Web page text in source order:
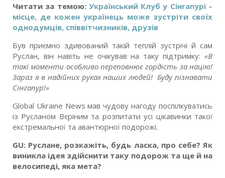
Читати за темою: Український Клуб у Сінгапурі –
місце, де кожен українець може зустріти своїх
однодумців, співвітчизників, друзів
Був приємно здивований такій теплій зустрічі й сам
Руслан, він навіть не очікував на таку підтримку: «В
такі моменти особливо переповнює гордість за націю!
Зараз я в надійних руках наших людей! Буду пізнавати
Сінгапур!»
Global Ukraine News мав чудову нагоду поспілкуватись
із Русланом Вєріним та розпитати усі цікавинки такої
екстремальної та авантюрної подорожі.
GU: Руслане, розкажіть, будь ласка, про себе? Як
виникла ідея здійснити таку подорож та ще й на
велосипеді, яка мета?